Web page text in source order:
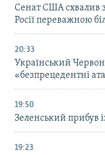
Cенат США схвалив
Росії переважною
20:33
Український
«безпрецедентні
19:50
Зеленський прибув
19:23